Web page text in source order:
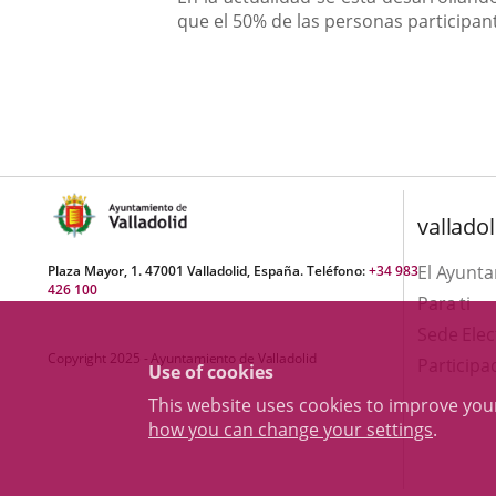
Use of cookies
This website uses cookies to improve
how you can change your settings.
que el 50% de las personas
Plaza Mayor, 1. 47001 Valladolid, España. Teléfono:+34 983
426 100
Copyright 2025 - Ayuntamiento de Valladolid
El
Para ti